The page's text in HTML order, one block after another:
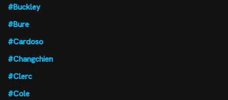
#Buckley
#Bure
#Cardoso
#Changchien
#Clerc
#Cole